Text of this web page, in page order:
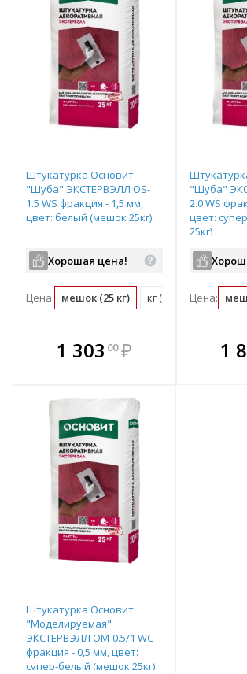
Штукатурка Основит
"Шуба" ЭКСТЕРВЭЛЛ OS-
1.5 WS фракция - 1,5 мм,
цвет: белый (мешок 25кг)
Хорошая цена!
Цена: мешок (25 кг) кг (0.04 мешок)
1 303 00 ₽
В
всегда
"Шуба"
2.0 WS
цвет:
25кг)
Цена:
В комплекте
всегда выгоднее!
1
Штукатурка Основит
"Моделируемая"
ЭКСТЕРВЭЛЛ OM-0.5/1 WС
фракция - 0,5 мм, цвет:
супер-белый (мешок 25кг)